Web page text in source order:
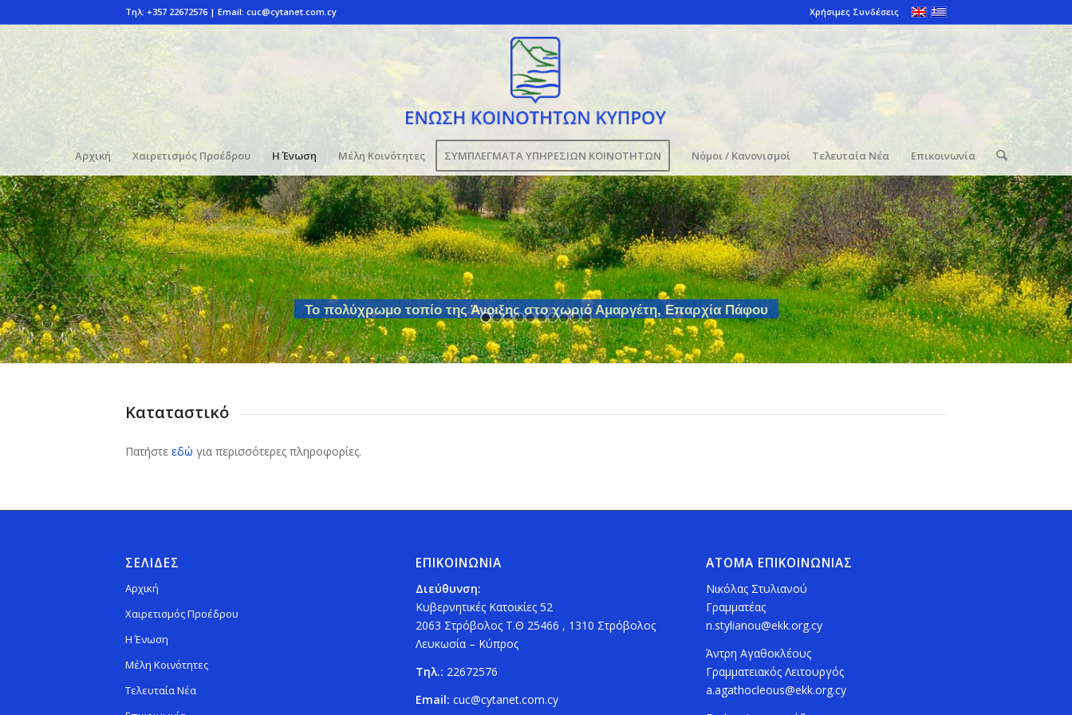
Χρήσιμες Συνδέσεις
Τηλ: +357 22672576 | Email: cuc@cytanet.com.cy
Αρχική Χαιρετισμός Προέδρου Η Ένωση Μέλη Κοινότητες ΣΥΜΠΛΕΓΜΑΤΑ ΥΠΗΡΕΣΙΩΝ ΚΟΙΝΟΤΗΤΩΝ Νόμοι / Κανονισμοί Τελευταία Νέα Επικοινωνία
Το πολύχρωμο τοπίο της Άνοιξης στο χωριό Αμαργέτη, Επαρχία Πάφου
Καταταστικό
Πατήστε εδώ για περισσότερες πληροφορίες.
ΣΕΛΙΔΕΣ
Αρχική
Χαιρετισμός Προέδρου
Η Ένωση
Μέλη Κοινότητες
Τελευταία Νέα
ΕΠΙΚΟΙΝΩΝΙΑ
Διεύθυνση:
Κυβερνητικές Κατοικίες 52
2063 Στρόβολος Τ.Θ 25466 , 1310 Στρόβολος
Λευκωσία – Κύπρος
Τηλ.: 22672576
Email: cuc@cytanet.com.cy
ΑΤΟΜΑ ΕΠΙΚΟΙΝΩΝΙΑΣ
Νικόλας Στυλιανού
Γραμματέας
n.stylianou@ekk.org.cy
Άντρη Αγαθοκλέους
Γραμματειακός Λειτουργός
a.agathocleous@ekk.org.cy